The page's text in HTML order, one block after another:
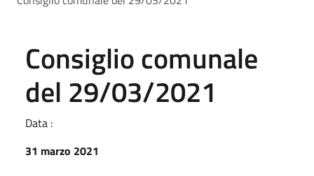
Consiglio comunale
del 29/03/2021
Data :
31 marzo 2021